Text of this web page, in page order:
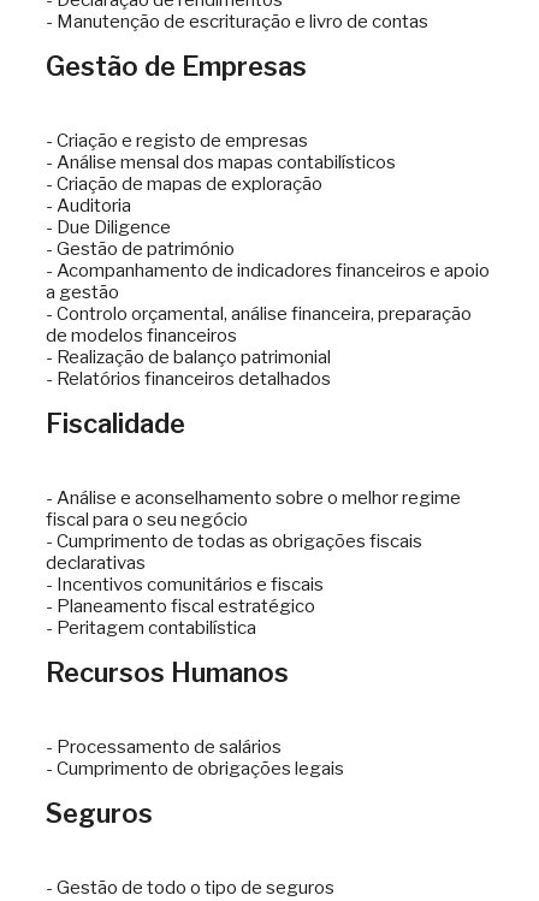
- Manutenção de escrituração e livro de contas
Gestão de Empresas
- Criação e registo de empresas
- Análise mensal dos mapas contabilísticos
- Criação de mapas de exploração
- Auditoria
- Due Diligence
- Gestão de património
- Acompanhamento de indicadores financeiros e apoio
a gestão
- Controlo orçamental, análise financeira, preparação
de modelos financeiros
- Realização de balanço patrimonial
- Relatórios financeiros detalhados
Fiscalidade
- Análise e aconselhamento sobre o melhor regime
fiscal para o seu negócio
- Cumprimento de todas as obrigações fiscais
declarativas
- Incentivos comunitários e fiscais
- Planeamento fiscal estratégico
- Peritagem contabilística
Recursos Humanos
- Processamento de salários
- Cumprimento de obrigações legais
Seguros
- Gestão de todo o tipo de seguros